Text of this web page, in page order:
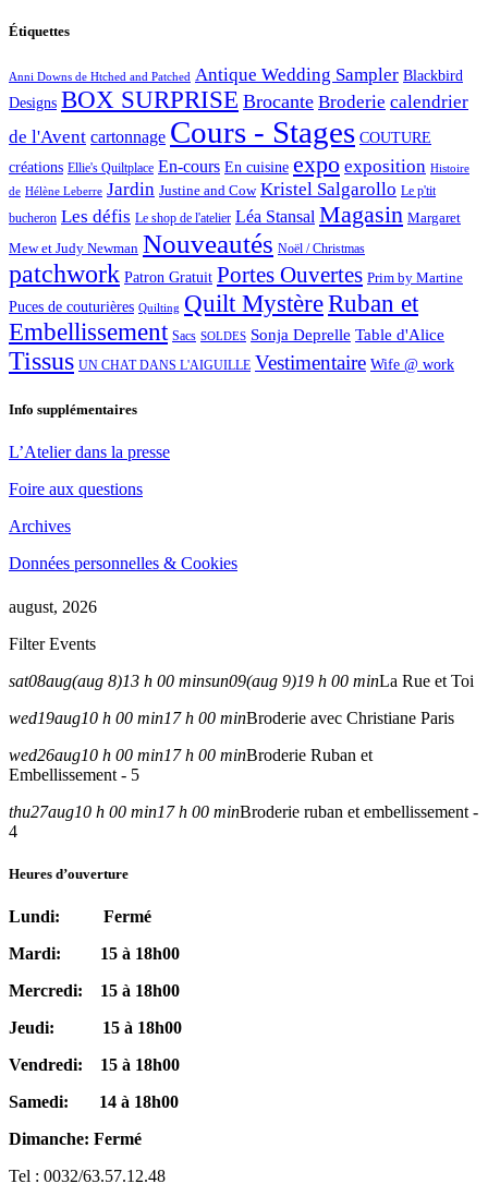
Étiquettes
Anni Downs de Htched and Patched Antique Wedding Sampler Blackbird
Designs BOX SURPRISE Brocante Broderie calendrier
de l'Avent cartonnage Cours - Stages COUTURE
créations Ellie's Quiltplace En-cours En cuisine expo exposition Histoire
de Hélène Leberre Jardin Justine and Cow Kristel Salgarollo Le p'tit
bucheron Les défis Le shop de l'atelier Léa Stansal Magasin Margaret
Mew et Judy Newman Nouveautés Noël / Christmas
patchwork Patron Gratuit Portes Ouvertes Prim by Martine
Puces de couturières Quilting Quilt MystèreRuban et
Embellissement Sacs SOLDES Sonja Deprelle Table d'Alice
Tissus UN CHAT DANS L'AIGUILLE Vestimentaire Wife @ work
Info supplémentaires
L’Atelier dans la presse
Foire aux questions
Archives
Données personnelles & Cookies
august, 2026
Filter Events
sat08aug(aug 8)13 h 00 minsun09(aug 9)19 h 00 minLa Rue et Toi
wed19aug10 h 00 min17 h 00 minBroderie avec Christiane Paris
wed26aug10 h 00 min17 h 00 minBroderie Ruban et
Embellissement - 5
thu27aug10 h 00 min17 h 00 minBroderie ruban et embellissement -
4
Heures d’ouverture
Lundi: Fermé
Mardi: 15 à 18h00
Mercredi: 15 à 18h00
Jeudi: 15 à 18h00
Vendredi: 15 à 18h00
Samedi: 14 à 18h00
Dimanche: Fermé
Tel : 0032/63.57.12.48